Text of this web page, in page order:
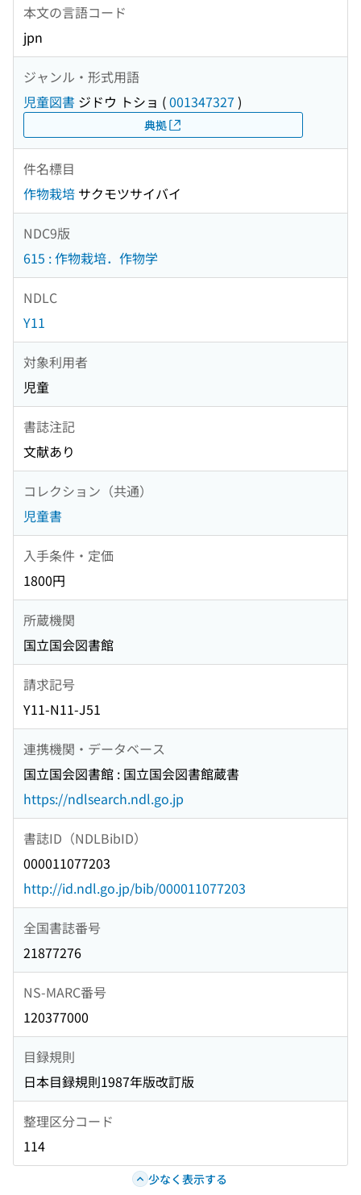
本文の言語コード
jpn
ジャンル・形式用語
児童図書 ジドウ トショ (001347327 )
典拠
件名標目
作物栽培 サクモツサイバイ
NDC9版
615 : 作物栽培．作物学
NDLC
Y11
対象利用者
児童
書誌注記
文献あり
コレクション（共通）
児童書
入手条件・定価
1800円
所蔵機関
国立国会図書館
請求記号
Y11-N11-J51
連携機関・データベース
国立国会図書館 : 国立国会図書館蔵書
https://ndlsearch.ndl.go.jp
書誌ID（NDLBibID）
000011077203
http://id.ndl.go.jp/bib/000011077203
全国書誌番号
21877276
NS-MARC番号
120377000
目録規則
日本目録規則1987年版改訂版
整理区分コード
114
少なく表示する